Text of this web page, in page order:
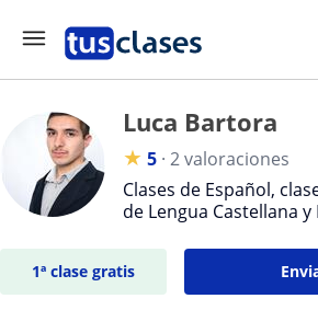
Luca Bartora
★ 5 · 2 valoraciones
Clases de Español,
de Lengua Castellana
1ª clase gratis